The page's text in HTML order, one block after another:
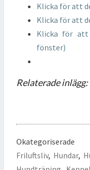
Klicka för att
Klicka för att
Klicka för
fönster)
Relaterade inlägg:
Okategoriserade
Friluftsliv, Hundar,